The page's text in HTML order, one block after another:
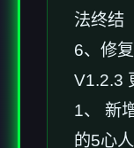
法终结
6、修
V1.2.3
1、 新
的5心